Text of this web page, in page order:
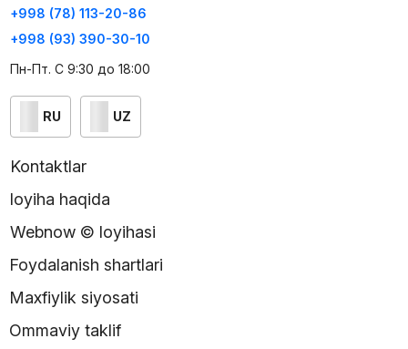
+998 (78) 113-20-86
+998 (93) 390-30-10
Пн-Пт. С 9:30 до 18:00
RU UZ
Kontaktlar
loyiha haqida
Webnow © loyihasi
Foydalanish shartlari
Maxfiylik siyosati
Ommaviy taklif